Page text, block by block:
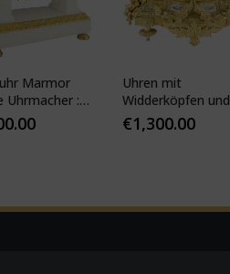
Marmor
Uhrmacher :
1810
Uhren mit
Widderköpfen und
Pariser Porzellan
€1,300.00